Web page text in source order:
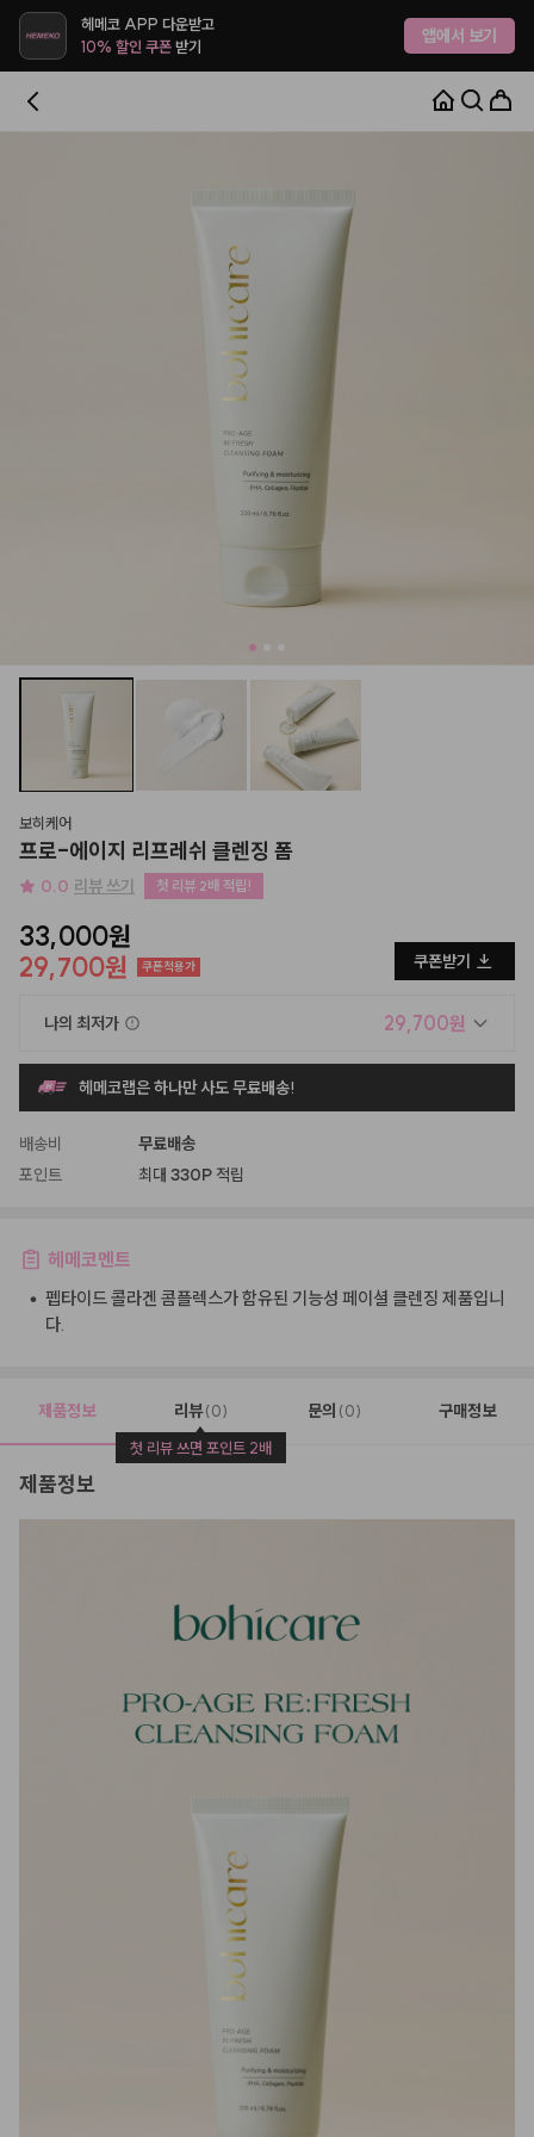
헤메코 APP 다운받고
10% 할인 쿠폰받기 앱에서 보기
보히케어
프로-에이지 리프레쉬 클렌징 폼
0.0 리뷰 쓰기 첫 리뷰 2배 적립!
33,000원
29,700원
쿠폰적용가 쿠폰받기
나의 최저가 29,700원
헤메코랩은 하나만 사도 무료배송!
배송비
무료배송
포인트
최대 330P 적립
헤메코멘트
• 펩타이드 콜라겐 콤플렉스가 함유된 기능성 페이셜 클렌징 제품입니
다.
제품정보 리뷰 (0)
첫 리뷰 쓰면 포인트 2배
문의 (0) 구매정보
제품정보